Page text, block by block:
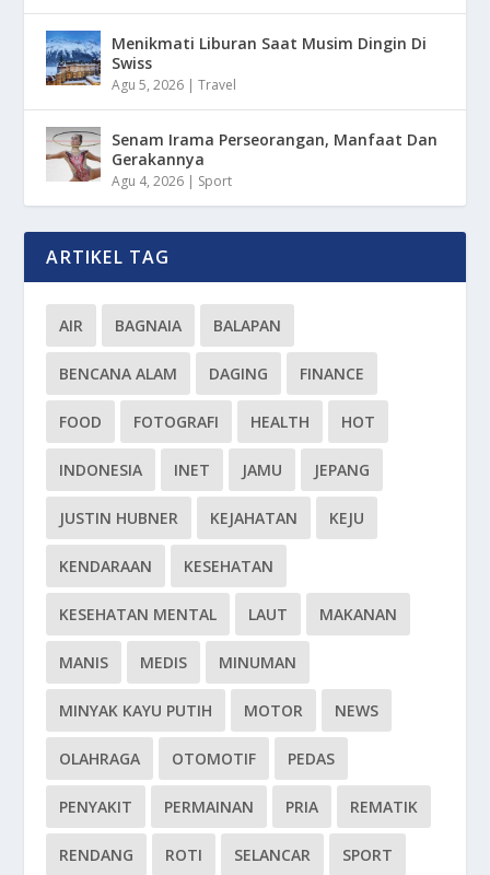
Menikmati Liburan Saat Musim Dingin Di
Swiss
Agu 5, 2026 |Travel
Senam Irama Perseorangan, Manfaat Dan
Gerakannya
Agu 4, 2026 | Sport
ARTIKEL TAG
AIR BAGNAIA BALAPAN
BENCANA ALAM DAGING FINANCE
FOOD FOTOGRAFI HEALTH HOT
INDONESIA INET JAMU JEPANG
JUSTIN HUBNER KEJAHATAN KEJU
KENDARAAN KESEHATAN
KESEHATAN MENTAL LAUT MAKANAN
MANIS MEDIS MINUMAN
MINYAK KAYU PUTIH MOTOR NEWS
OLAHRAGA OTOMOTIF PEDAS
PENYAKIT PERMAINAN PRIA REMATIK
RENDANG ROTI SELANCAR SPORT